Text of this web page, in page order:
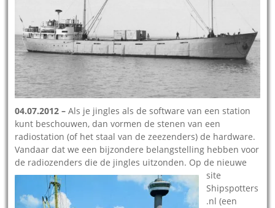
04.07.2012 –Als je jingles als de software van een station
kunt beschouwen, dan vormen de stenen van een
radiostation (of het staal van de zeezenders) de hardware.
Vandaar dat we een bijzondere belangstelling hebben voor
de radiozenders die de jingles uitzonden. Op de nieuwe
site
Shipspotters
.nl (een